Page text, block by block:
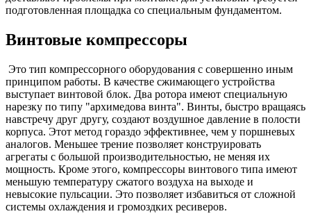
подготовленная площадка со специальным фундаментом.
Винтовые компрессоры
Это тип компрессорного оборудования с совершенно иным
принципом работы. В качестве сжимающего устройства
выступает винтовой блок. Два ротора имеют специальную
нарезку по типу "архимедова винта". Винты, быстро вращаясь
навстречу друг другу, создают воздушное давление в полости
корпуса. Этот метод гораздо эффективнее, чем у поршневых
аналогов. Меньшее трение позволяет конструировать
агрегаты с большой производительностью, не меняя их
мощность. Кроме этого, компрессоры винтового типа имеют
меньшую температуру сжатого воздуха на выходе и
невысокие пульсации. Это позволяет избавиться от сложной
системы охлаждения и громоздких ресиверов.